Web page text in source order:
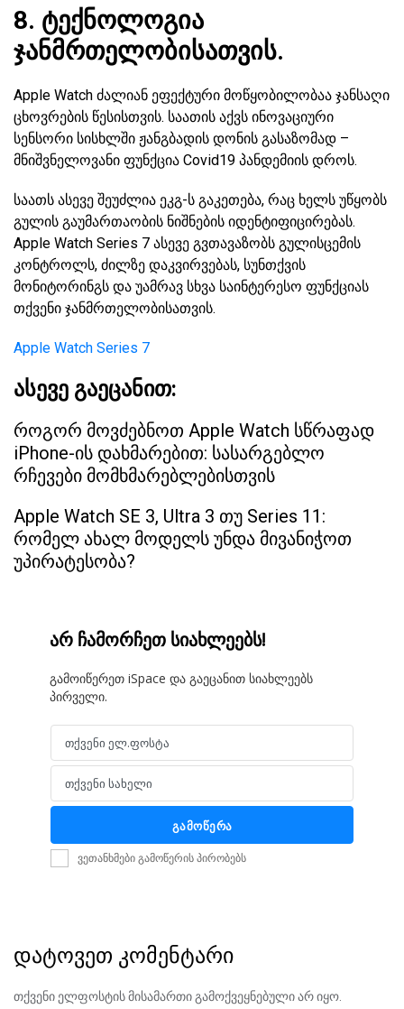
8. ტექნოლოგია
ჯანმრთელობისათვის.
Apple Watch ძალიან ეფექტური მოწყობილობაა ჯანსაღი
ცხოვრების წესისთვის. საათის აქვს ინოვაციური
სენსორი სისხლში ჟანგბადის დონის გასაზომად –
მნიშვნელოვანი ფუნქცია Covid19 პანდემიის დროს.
საათს ასევე შეუძლია ეკგ-ს გაკეთება, რაც ხელს უწყობს
გულის გაუმართაობის ნიშნების იდენტიფიცირებას.
Apple Watch Series 7 ასევე გვთავაზობს გულისცემის
კონტროლს, ძილზე დაკვირვებას, სუნთქვის
მონიტორინგს და უამრავ სხვა საინტერესო ფუნქციას
თქვენი ჯანმრთელობისათვის.
Apple Watch Series 7
ასევე გაეცანით:
როგორ მოვძებნოთ Apple Watch სწრაფად
iPhone-ის დახმარებით: სასარგებლო
რჩევები მომხმარებლებისთვის
Apple Watch SE 3, Ultra 3 თუ Series 11:
რომელ ახალ მოდელს უნდა მივანიჭოთ
უპირატესობა?
არ ჩამორჩეთ სიახლეებს!
გამოიწერეთ iSpace და გაეცანით სიახლეებს
პირველი.
Email
თქვენი ელ.ფოსტა
Name
თქვენი სახელი
გამოწერა
ვეთანხმები გამოწერის პირობებს
დატოვეთ კომენტარი
თქვენი ელფოსტის მისამართი გამოქვეყნებული არ იყო.